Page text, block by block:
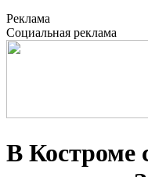
Реклама
Социальная реклама
В Костроме